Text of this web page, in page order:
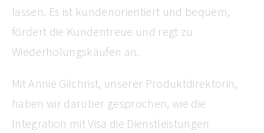
lassen. Es ist kundenorientiert und bequem,
fördert die Kundentreue und regt zu
Wiederholungskäufen an.
Mit Annie Gilchrist, unserer Produktdirektorin,
haben wir darüber gesprochen, wie die
Integration mit Visa die Dienstleistungen